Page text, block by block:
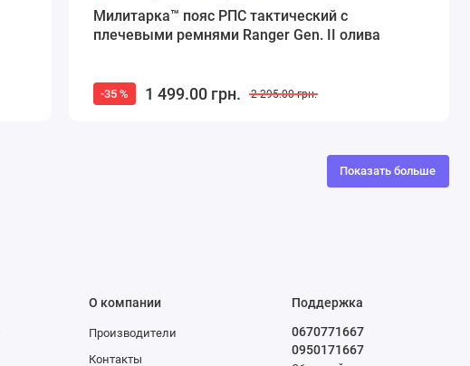
Милитарка™ пояс РПС тактический с
плечевыми ремнями Ranger Gen. II олива
-35 % 1 499.00 грн. 2 295.00 грн.
Показать больше
О компании
Производители
Контакты
Поддержка
0670771667
0950171667